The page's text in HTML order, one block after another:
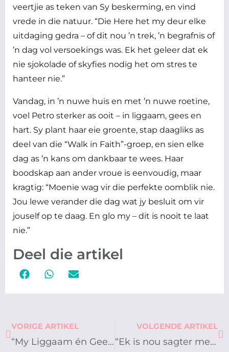
veertjie as teken van Sy beskerming, en vind
vrede in die natuur. “Die Here het my deur elke
uitdaging gedra – of dit nou ’n trek, ’n begrafnis of
’n dag vol versoekings was. Ek het geleer dat ek
nie sjokolade of skyfies nodig het om stres te
hanteer nie.”
Vandag, in ’n nuwe huis en met ’n nuwe roetine,
voel Petro sterker as ooit – in liggaam, gees en
hart. Sy plant haar eie groente, stap daagliks as
deel van die “Walk in Faith”-groep, en sien elke
dag as ’n kans om dankbaar te wees. Haar
boodskap aan ander vroue is eenvoudig, maar
kragtig: “Moenie wag vir die perfekte oomblik nie.
Jou lewe verander die dag wat jy besluit om vir
jouself op te daag. En glo my – dit is nooit te laat
nie.”
Deel die artikel
Prev
VORIGE ARTIKEL
“My Liggaam én Gees is Nuut!” – LIZE CLOETE
VOLGENDE ARTIKEL
“Ek is nou sagter met myself” – SONJA ROUX